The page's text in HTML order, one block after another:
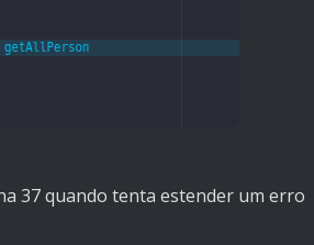
37 quando tenta estender um erro